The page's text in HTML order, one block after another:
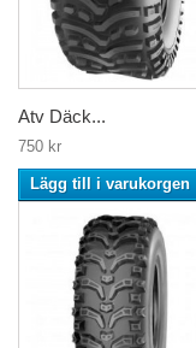
Atv Däck...
750 kr
Lägg till i varukorgen